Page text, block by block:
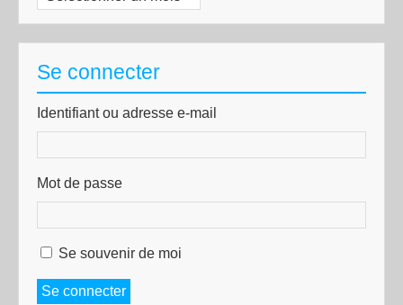
Se connecter
Identifiant ou adresse e-mail
Mot de passe
Se souvenir de moi
Se connecter